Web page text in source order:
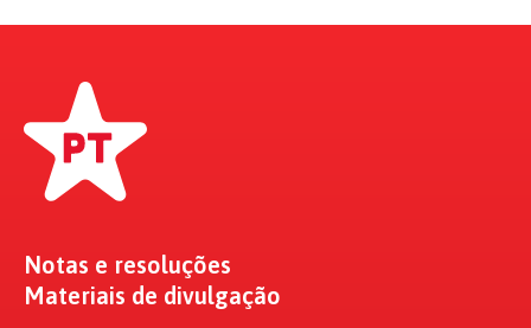
Notas e resoluções
Materiais de divulgação